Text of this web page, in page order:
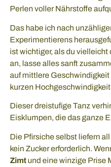
Perlen voller Nährstoffe
Das habe ich nach
Experimentierens
ist wichtiger, als du vielleicht
an, lasse alles sanft
auf mittlere
kurzen
Dieser dreistufige Tanz
Eisklumpen, die das ganze
Die Pfirsiche selbst liefern
kein Zucker erforderlich.
Zimt und eine winzige Prise